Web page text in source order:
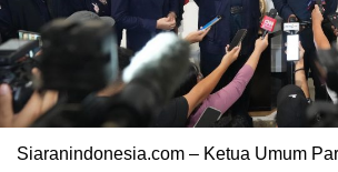
Siaranindonesia.com – Ketua Umum